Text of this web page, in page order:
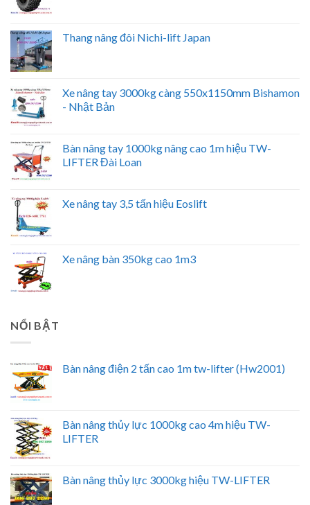
Thang nâng đôi Nichi-lift Japan
Xe nâng tay 3000kg càng 550x1150mm Bishamon
- Nhật Bản
Bàn nâng tay 1000kg nâng cao 1m hiệu TW-
LIFTER Đài Loan
Xe nâng tay 3,5 tấn hiệu Eoslift
Xe nâng bàn 350kg cao 1m3
NỔI BẬT
Bàn nâng điện 2 tấn cao 1m tw-lifter (Hw2001)
Bàn nâng thủy lực 1000kg cao 4m hiệu TW-
LIFTER
Bàn nâng thủy lực 3000kg hiệu TW-LIFTER